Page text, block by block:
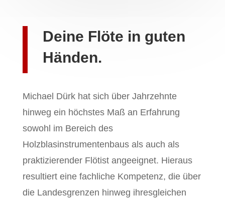
Deine Flöte in guten
Händen.
Michael Dürk hat sich über Jahrzehnte
hinweg ein höchstes Maß an Erfahrung
sowohl im Bereich des
Holzblasinstrumentenbaus als auch als
praktizierender Flötist angeeignet. Hieraus
resultiert eine fachliche Kompetenz, die über
die Landesgrenzen hinweg ihresgleichen